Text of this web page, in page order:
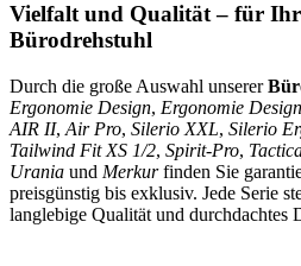
Vielfalt und Qualität – für
Bürodrehstuhl
Durch die große Auswahl unserer
Ergonomie Design, Ergonomie
AIR II, Air Pro, Silerio XXL, Silerio
Tailwind Fit XS 1/2, Spirit-Pro,
Urania und Merkurfinden Sie
preisgünstig bis exklusiv. Jede Serie
langlebige Qualität und durchdachtes